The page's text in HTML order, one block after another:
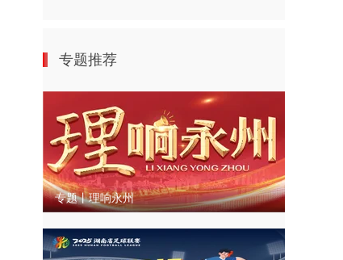
专题推荐
专题丨理响永州